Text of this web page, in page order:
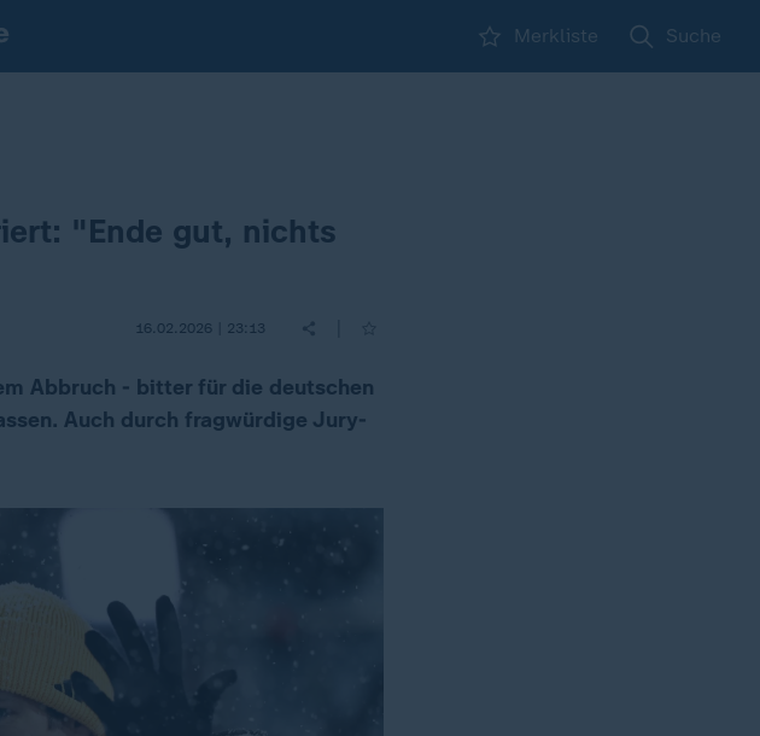
Merkliste Suche
"Ende gut, nichts
16.02.2026 | 23:13
Abbruch - bitter für die deutschen
Auch durch fragwürdige Jury-